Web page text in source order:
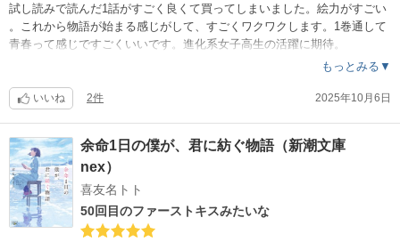
試し読みで読んだ1話がすごく良くて買ってしまいました。絵力がすごい
。これから物語が始まる感じがして、すごくワクワクします。1巻通して
青春って感じですごくいいです。進化系女子高生の活躍に期待。
もっとみる▼
いいね 2件 2025年10月6日
余命1日の僕が、君に紡ぐ物語（新潮文庫
nex）
喜友名トト
50回目のファーストキスみたいな